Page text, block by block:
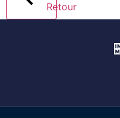
Retour